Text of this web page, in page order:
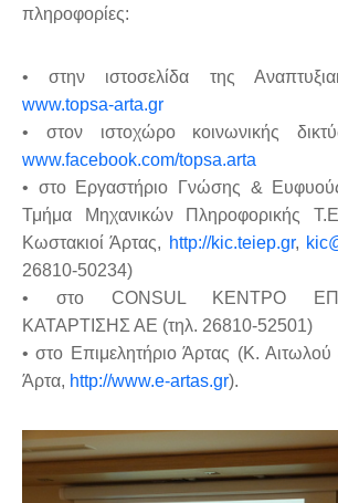
πληροφορίες:
• στην ιστοσελίδα της
www.topsa-arta.gr
• στον ιστοχώρο κοινωνικής
www.facebook.com/topsa.arta
• στο Εργαστήριο Γνώσης &
Τμήμα Μηχανικών Πληροφορικής
Κωστακιοί Άρτας, http://kic.teiep.gr,
26810-50234)
• στο CONSUL ΚΕΝΤΡΟ
ΚΑΤΑΡΤΙΣΗΣ ΑΕ (τηλ. 26810-52501)
• στο Επιμελητήριο Άρτας (Κ.
Άρτα, http://www.e-artas.gr).